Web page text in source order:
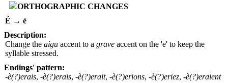
ORTHOGRAPHIC CHANGES
É → è
Description:
Change the aigu accent to a grave accent on the 'e' to keep the
syllable stressed.
Endings' pattern:
-è(?)erais, -è(?)erais, -è(?)erait, -è(?)erions, -è(?)eriez, -è(?)eraient